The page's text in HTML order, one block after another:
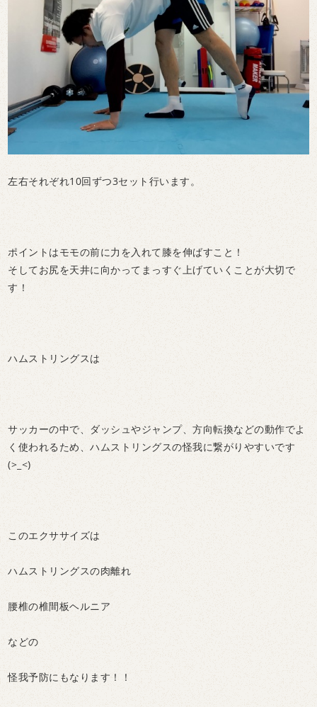
左右それぞれ10回ずつ3セット行います。
ポイントはモモの前に力を入れて膝を伸ばすこと！
そしてお尻を天井に向かってまっすぐ上げていくことが大切で
す！
ハムストリングスは
サッカーの中で、ダッシュやジャンプ、方向転換などの動作でよ
く使われるため、ハムストリングスの怪我に繋がりやすいです
(>_<)
このエクササイズは
ハムストリングスの肉離れ
腰椎の椎間板ヘルニア
などの
怪我予防にもなります！！